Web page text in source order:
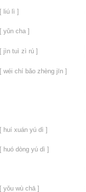
[ liú lì ]
[ yǔn cha ]
[ jìn tuì zì rú ]
[ wéi chí bǎo zhèng jīn ]
[ huí xuán yú dì ]
[ huó dòng yú dì ]
[ yǒu wù chā ]